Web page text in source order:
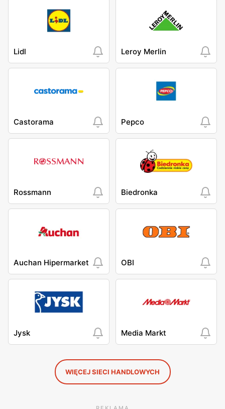
Lidl Leroy Merlin
Castorama Pepco
Rossmann Biedronka
Auchan Hipermarket OBI
Jysk Media Markt
WIĘCEJ SIECI HANDLOWYCH